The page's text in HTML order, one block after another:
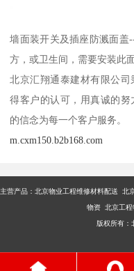
墙面装开关及插座防溅面盖
方，或卫生间，需要安装此
北京汇翔通泰建材有限公
得客户的认可，用真诚的
的信念为每一个客户服务。
m.cxm150.b2b168.com
主营产品： 北京物业工程维修材料配送 北
物资 北京工程
版权所有：